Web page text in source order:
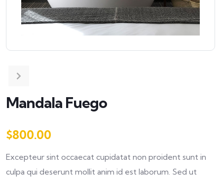
Mandala Fuego
$800.00
Excepteur sint occaecat cupidatat non proident sunt in
culpa qui deserunt mollit anim id est laborum. Sed ut